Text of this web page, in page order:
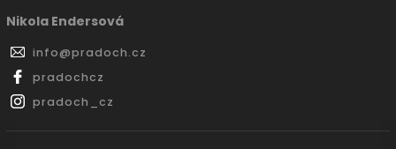
Nikola Endersová
info@pradoch.cz
pradochcz
pradoch_cz